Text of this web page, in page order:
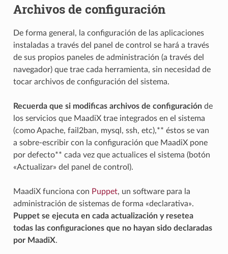
Archivos de configuración
De forma general, la configuración de las aplicaciones
instaladas a través del panel de control se hará a través
de sus propios paneles de administración (a través del
navegador) que trae cada herramienta, sin necesidad de
tocar archivos de configuración del sistema.
Recuerda que si modificas archivos de configuraciónde
los servicios que MaadiX trae integrados en el sistema
(como Apache, fail2ban, mysql, ssh, etc),** éstos se van
a sobre-escribir con la configuración que MaadiX pone
por defecto** cada vez que actualices el sistema (botón
«Actualizar» del panel de control).
MaadiX funciona con Puppet, un software para la
administración de sistemas de forma «declarativa».
Puppet se ejecuta en cada actualización y resetea
todas las configuraciones que no hayan sido declaradas
por MaadiX.